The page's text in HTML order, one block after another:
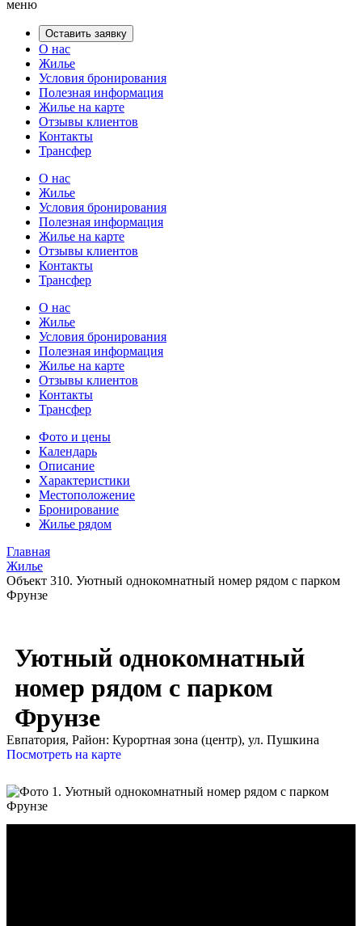
меню
Оставить заявку
О нас
Жилье
Условия бронирования
Полезная информация
Жилье на карте
Отзывы клиентов
Контакты
Трансфер
О нас
Жилье
Условия бронирования
Полезная информация
Жилье на карте
Отзывы клиентов
Контакты
Трансфер
О нас
Жилье
Условия бронирования
Полезная информация
Жилье на карте
Отзывы клиентов
Контакты
Трансфер
Фото и цены
Календарь
Описание
Характеристики
Местоположение
Бронирование
Жилье рядом
Главная
Жилье
Объект 310. Уютный однокомнатный номер рядом с парком
Фрунзе
Уютный однокомнатный
номер рядом с парком
Фрунзе
Евпатория, Район: Курортная зона (центр), ул. Пушкина
Посмотреть на карте